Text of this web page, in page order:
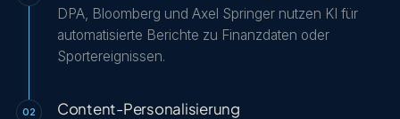
DPA, Bloomberg und Axel Springer nutzen KI für
automatisierte Berichte zu Finanzdaten oder
Sportereignissen.
02 Content-Personalisierung